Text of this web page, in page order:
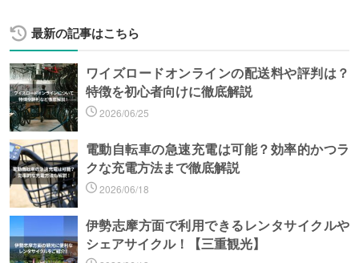
最新の記事はこちら
ワイズロードオンラインの配送料や評判は？
特徴を初心者向けに徹底解説
2026/06/25
電動自転車の急速充電は可能？効率的かつラ
クな充電方法まで徹底解説
2026/06/18
伊勢志摩方面で利用できるレンタサイクルや
シェアサイクル！【三重観光】